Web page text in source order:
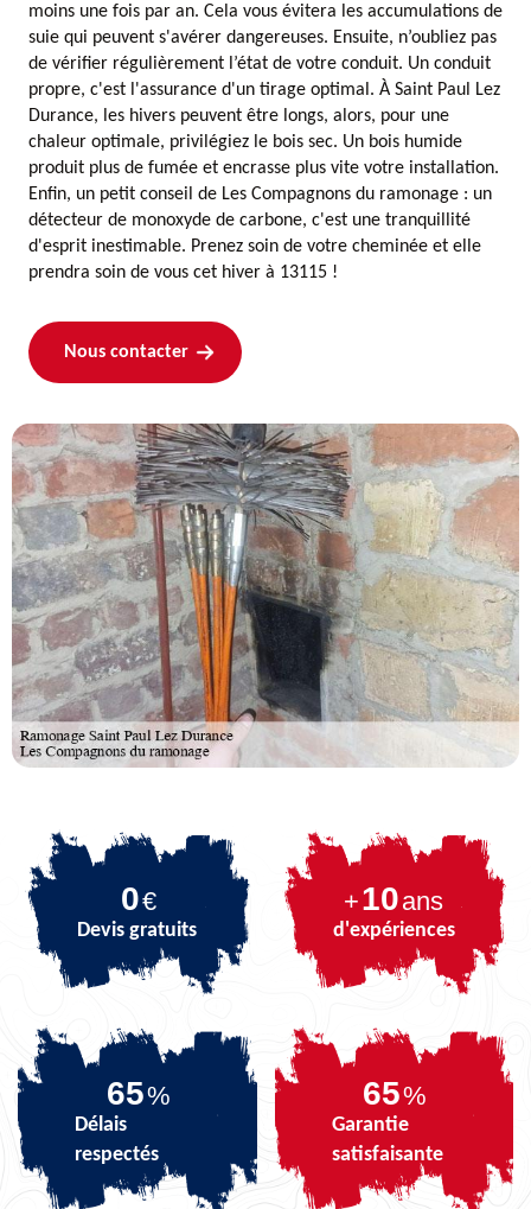
moins une fois par an. Cela vous évitera les accumulations de
suie qui peuvent s'avérer dangereuses. Ensuite, n’oubliez pas
de vérifier régulièrement l’état de votre conduit. Un conduit
propre, c'est l'assurance d'un tirage optimal. À Saint Paul Lez
Durance, les hivers peuvent être longs, alors, pour une
chaleur optimale, privilégiez le bois sec. Un bois humide
produit plus de fumée et encrasse plus vite votre installation.
Enfin, un petit conseil de Les Compagnons du ramonage : un
détecteur de monoxyde de carbone, c'est une tranquillité
d'esprit inestimable. Prenez soin de votre cheminée et elle
prendra soin de vous cet hiver à 13115 !
Nous contacter
0€
Devis gratuits
+10ans
d'expériences
81%
Délais
respectés
81%
Garantie
satisfaisante